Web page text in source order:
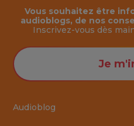
Audioblog
Vous souhaitez être
audioblogs, de nos
Inscrivez-vous dès
Je